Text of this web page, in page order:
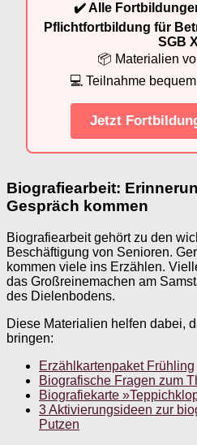
✔️ Alle
Pflichtfortbildung für
SGB
📦 Materialien
💻 Teilnahme
Jetzt
Biografiearbeit:
Gespräch kommen
Biografiearbeit gehört zu den
Beschäftigung von Senioren.
kommen viele ins Erzählen.
das Großreinemachen am
des Dielenbodens.
Diese Materialien helfen dabei,
bringen:
Erzählkartenpaket Frühling
Biografische Fragen zum
Biografiekarte
3 Aktivierungsideen zur
Putzen